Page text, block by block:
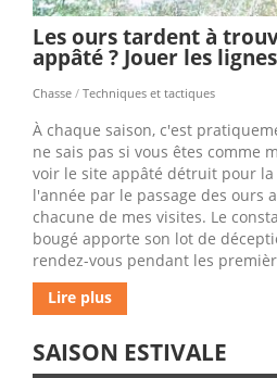
Les ours tardent à
appâté ? Jouer les
Chasse / Techniques et tactiques
À chaque saison, c'est
ne sais pas si vous êtes comme
voir le site appâté détruit pour
l'année par le passage des ours
chacune de mes visites. Le
bougé apporte son lot de
rendez-vous pendant les
Lire plus
SAISON ESTIVALE